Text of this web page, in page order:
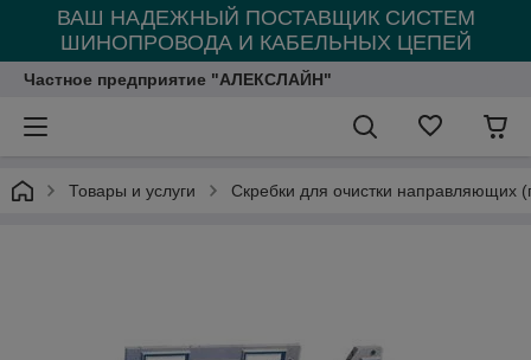
ВАШ НАДЕЖНЫЙ ПОСТАВЩИК СИСТЕМ
ШИНОПРОВОДА И КАБЕЛЬНЫХ ЦЕПЕЙ
Частное предприятие "АЛЕКСЛАЙН"
Товары и услуги Скребки для очистки направляющих